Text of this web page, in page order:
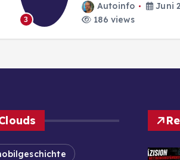
3
Autoinfo
Juni
186 views